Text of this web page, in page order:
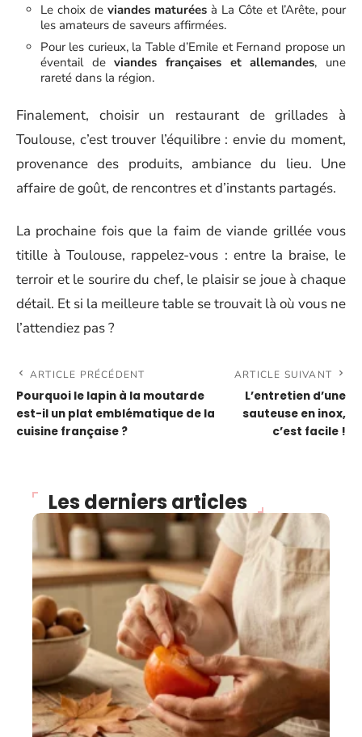
Le choix de viandes maturées à La Côte et l’Arête, pour
les amateurs de saveurs affirmées.
Pour les curieux, la Table d’Emile et Fernand propose un
éventail deviandes françaises et allemandes, une
rareté dans la région.
Finalement, choisir un restaurant de grillades à
Toulouse, c’est trouver l’équilibre : envie du moment,
provenance des produits, ambiance du lieu. Une
affaire de goût, de rencontres et d’instants partagés.
La prochaine fois que la faim de viande grillée vous
titille à Toulouse, rappelez-vous : entre la braise, le
terroir et le sourire du chef, le plaisir se joue à chaque
détail. Et si la meilleure table se trouvait là où vous ne
l’attendiez pas ?
ARTICLE PRÉCÉDENT
Pourquoi le lapin à la moutarde
est-il un plat emblématique de la
cuisine française ?
ARTICLE SUIVANT
L’entretien d’une
sauteuse en inox,
c’est facile !
Les derniers articles